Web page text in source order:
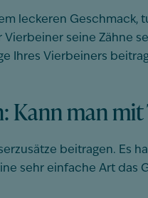
leckeren
seine Zähne
Ihres Vierbeiners
Kann man
beitragen. Es
sehr einfache Art